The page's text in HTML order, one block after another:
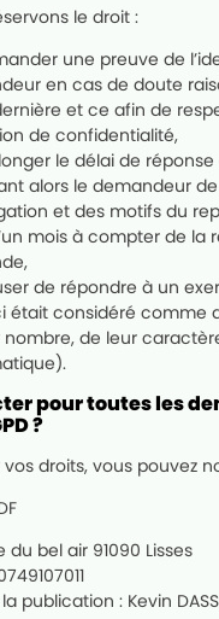
le droit :
une preuve de
en cas de doute
et ce afin de
de confidentialité,
le délai de
alors le demandeur
et des motifs du
mois à compter de la
de répondre à un
était considéré comme
nombre, de leur
pour toutes les
?
vos droits, vous pouvez
du bel air 91090 Lisses
publication : Kevin